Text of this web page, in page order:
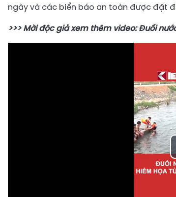
ngày và các biển báo an toàn được đặt
>>> Mời độc giả xem thêm video: Đuối